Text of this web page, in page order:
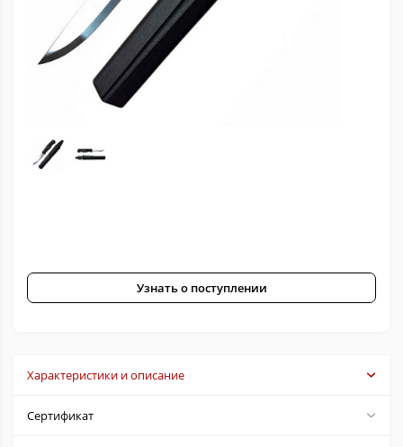
Узнать о поступлении
Характеристики и описание
Сертификат